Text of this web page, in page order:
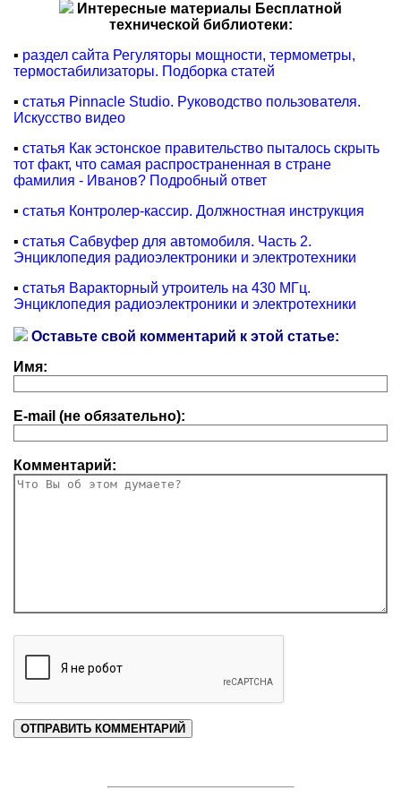
Интересные материалы Бесплатной
технической библиотеки:
▪ раздел сайта Регуляторы мощности, термометры,
термостабилизаторы. Подборка статей
▪ статья Pinnacle Studio. Руководство пользователя.
Искусство видео
▪ статья Как эстонское правительство пыталось скрыть
тот факт, что самая распространенная в стране
фамилия - Иванов? Подробный ответ
▪ статья Контролер-кассир. Должностная инструкция
▪ статья Сабвуфер для автомобиля. Часть 2.
Энциклопедия радиоэлектроники и электротехники
▪ статья Варакторный утроитель на 430 МГц.
Энциклопедия радиоэлектроники и электротехники
Оставьте свой комментарий к этой статье:
Имя:
E-mail (не обязательно):
Комментарий: